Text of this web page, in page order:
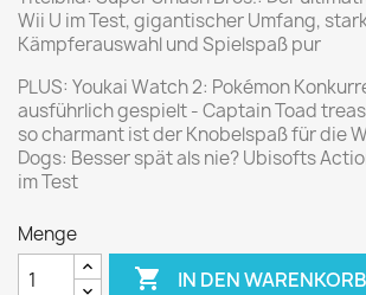
Wii U im Test, gigantischer Umfang,
Kämpferauswahl und Spielspaß pur
PLUS: Youkai Watch 2: Pokémon
ausführlich gespielt - Captain Toad
so charmant ist der Knobelspaß für die
Dogs: Besser spät als nie? Ubisofts
im Test
Menge
 IN DEN WARENKORB